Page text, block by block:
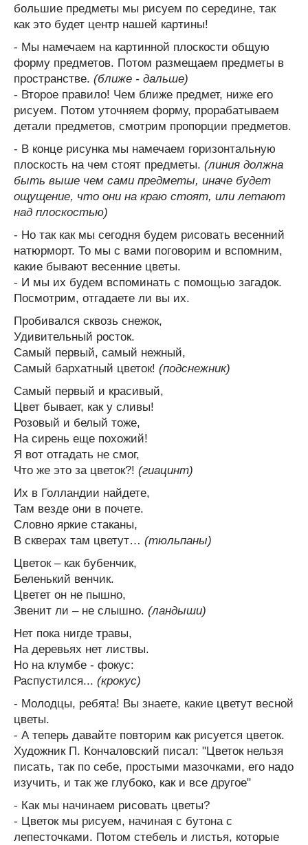
большие предметы мы рисуем по середине, так
как это будет центр нашей картины!
- Мы намечаем на картинной плоскости общую
форму предметов. Потом размещаем предметы в
пространстве. (ближе - дальше)
- Второе правило! Чем ближе предмет, ниже его
рисуем. Потом уточняем форму, прорабатываем
детали предметов, смотрим пропорции предметов.
- В конце рисунка мы намечаем горизонтальную
плоскость на чем стоят предметы. (линия должна
быть выше чем сами предметы, иначе будет
ощущение, что они на краю стоят, или летают
над плоскостью)
- Но так как мы сегодня будем рисовать весенний
натюрморт. То мы с вами поговорим и вспомним,
какие бывают весенние цветы.
- И мы их будем вспоминать с помощью загадок.
Посмотрим, отгадаете ли вы их.
Пробивался сквозь снежок,
Удивительный росток.
Самый первый, самый нежный,
Самый бархатный цветок! (подснежник)
Самый первый и красивый,
Цвет бывает, как у сливы!
Розовый и белый тоже,
На сирень еще похожий!
Я вот отгадать не смог,
Что же это за цветок?! (гиацинт)
Их в Голландии найдете,
Там везде они в почете.
Словно яркие стаканы,
В скверах там цветут… (тюльпаны)
Цветок – как бубенчик,
Беленький венчик.
Цветет он не пышно,
Звенит ли – не слышно. (ландыши)
Нет пока нигде травы,
На деревьях нет листвы.
Но на клумбе - фокус:
Распустился... (крокус)
- Молодцы, ребята! Вы знаете, какие цветут весной
цветы.
- А теперь давайте повторим как рисуется цветок.
Художник П. Кончаловский писал: "Цветок нельзя
писать, так по себе, простыми мазочками, его надо
изучить, и так же глубоко, как и все другое"
- Как мы начинаем рисовать цветы?
- Цветок мы рисуем, начиная с бутона с
лепесточками. Потом стебель и листья, которые